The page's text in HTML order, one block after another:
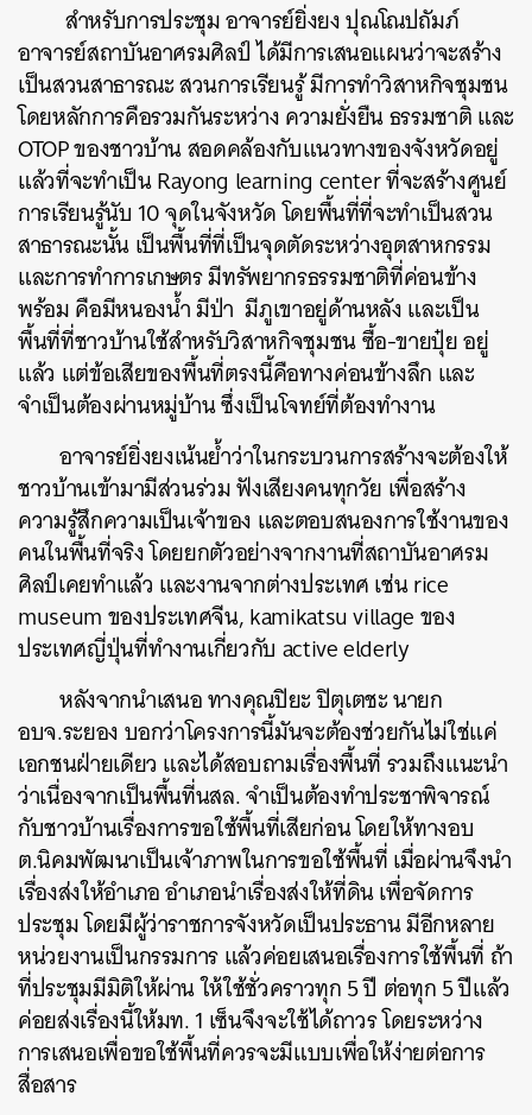
สำหรับการประชุม อาจารย์ยิ่งยง ปุณโณปถัมภ์
อาจารย์สถาบันอาศรมศิลป์ ได้มีการเสนอแผนว่าจะสร้าง
เป็นสวนสาธารณะ สวนการเรียนรู้ มีการทำวิสาหกิจชุมชน
โดยหลักการคือรวมกันระหว่าง ความยั่งยืน ธรรมชาติ และ
OTOP ของชาวบ้าน สอดคล้องกับแนวทางของจังหวัดอยู่
แล้วที่จะทำเป็น Rayong learning center ที่จะสร้างศูนย์
การเรียนรู้นับ 10 จุดในจังหวัด โดยพื้นที่ที่จะทำเป็นสวน
สาธารณะนั้น เป็นพื้นที่ที่เป็นจุดตัดระหว่างอุตสาหกรรม
และการทำการเกษตร มีทรัพยากรธรรมชาติที่ค่อนข้าง
พร้อม คือมีหนองน้ำ มีป่า มีภูเขาอยู่ด้านหลัง และเป็น
พื้นที่ที่ชาวบ้านใช้สำหรับวิสาหกิจชุมชน ซื้อ-ขายปุ๋ย อยู่
แล้ว แต่ข้อเสียของพื้นที่ตรงนี้คือทางค่อนข้างลึก และ
จำเป็นต้องผ่านหมู่บ้าน ซึ่งเป็นโจทย์ที่ต้องทำงาน
อาจารย์ยิ่งยงเน้นย้ำว่าในกระบวนการสร้างจะต้องให้
ชาวบ้านเข้ามามีส่วนร่วม ฟังเสียงคนทุกวัย เพื่อสร้าง
ความรู้สึกความเป็นเจ้าของ และตอบสนองการใช้งานของ
คนในพื้นที่จริง โดยยกตัวอย่างจากงานที่สถาบันอาศรม
ศิลป์เคยทำแล้ว และงานจากต่างประเทศ เช่น rice
museum ของประเทศจีน, kamikatsu village ของ
ประเทศญี่ปุ่นที่ทำงานเกี่ยวกับ active elderly
หลังจากนำเสนอ ทางคุณปิยะ ปิตุเตชะ นายก
อบจ.ระยอง บอกว่าโครงการนี้มันจะต้องช่วยกันไม่ใช่แค่
เอกชนฝ่ายเดียว และได้สอบถามเรื่องพื้นที่ รวมถึงแนะนำ
ว่าเนื่องจากเป็นพื้นที่นสล. จำเป็นต้องทำประชาพิจารณ์
กับชาวบ้านเรื่องการขอใช้พื้นที่เสียก่อน โดยให้ทางอบ
ต.นิคมพัฒนาเป็นเจ้าภาพในการขอใช้พื้นที่ เมื่อผ่านจึงนำ
เรื่องส่งให้อำเภอ อำเภอนำเรื่องส่งให้ที่ดิน เพื่อจัดการ
ประชุม โดยมีผู้ว่าราชการจังหวัดเป็นประธาน มีอีกหลาย
หน่วยงานเป็นกรรมการ แล้วค่อยเสนอเรื่องการใช้พื้นที่ ถ้า
ที่ประชุมมีมิติให้ผ่าน ให้ใช้ชั่วคราวทุก 5 ปี ต่อทุก 5 ปีแล้ว
ค่อยส่งเรื่องนี้ให้มท. 1 เซ็นจึงจะใช้ได้ถาวร โดยระหว่าง
การเสนอเพื่อขอใช้พื้นที่ควรจะมีแบบเพื่อให้ง่ายต่อการ
สื่อสาร
ค้นหา
SHARE TWEET LINE EMAIL